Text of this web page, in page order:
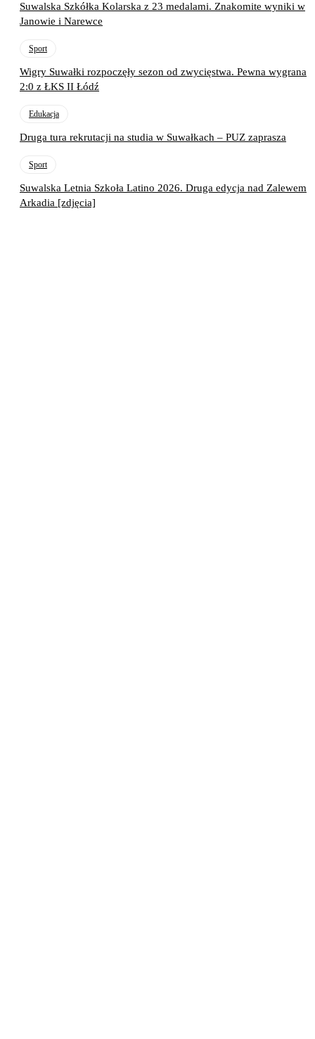
Suwalska Szkółka Kolarska z 23 medalami. Znakomite wyniki w
Janowie i Narewce
Sport
Wigry Suwałki rozpoczęły sezon od zwycięstwa. Pewna wygrana
2:0 z ŁKS II Łódź
Edukacja
Druga tura rekrutacji na studia w Suwałkach – PUZ zaprasza
Sport
Suwalska Letnia Szkoła Latino 2026. Druga edycja nad Zalewem
Arkadia [zdjęcia]